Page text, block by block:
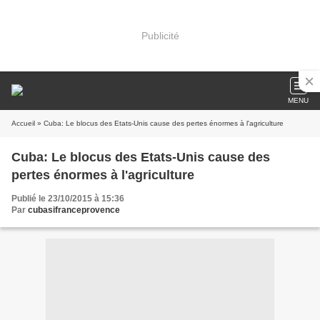
Publicité
MENU
Accueil » Cuba: Le blocus des Etats-Unis cause des pertes énormes à l'agriculture
Cuba: Le blocus des Etats-Unis cause des
pertes énormes à l'agriculture
Publié le 23/10/2015 à 15:36
Par cubasifranceprovence